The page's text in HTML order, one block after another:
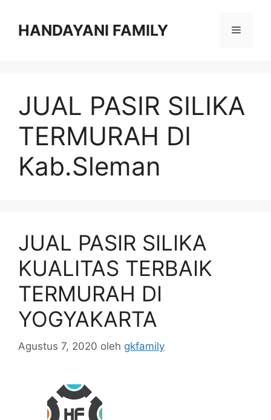
HANDAYANI FAMILY Menu
JUAL PASIR SILIKA
TERMURAH DI
Kab.Sleman
JUAL PASIR SILIKA
KUALITAS TERBAIK
TERMURAH DI
YOGYAKARTA
Agustus 7, 2020 oleh gkfamily